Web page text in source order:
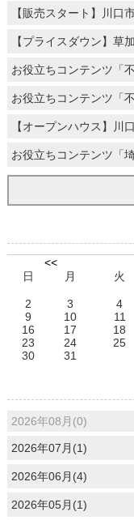
【販売スタート】川口
【プライスダウン】
お役立ちコンテンツ「
お役立ちコンテンツ「
【オープンハウス】
お役立ちコンテンツ「
<<
日
月 火
2
3 4
9
10 11
16
17 18
23
24 25
30
31
2026年08月(0)
2026年07月(1)
2026年06月(4)
2026年05月(1)